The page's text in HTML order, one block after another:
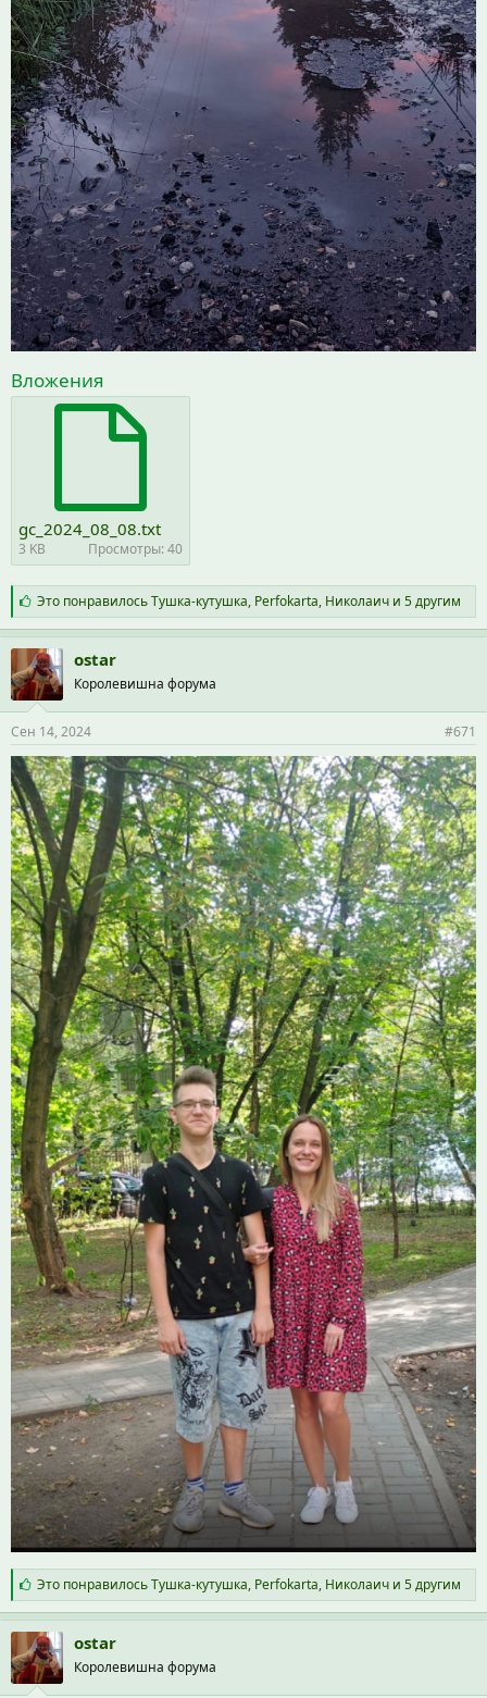
Вложения
gc_2024_08_08.txt
3 KB Просмотры: 40
С
и
м
п
а
т
и
Это понравилосьТушка-кутушка, Perfokarta, Николаичи 5 другим
ostar
Королевишна форума
Сен 14, 2024 #671
С
и
м
п
а
т
и
Это понравилосьТушка-кутушка, Perfokarta, Николаичи 5 другим
ostar
Королевишна форума